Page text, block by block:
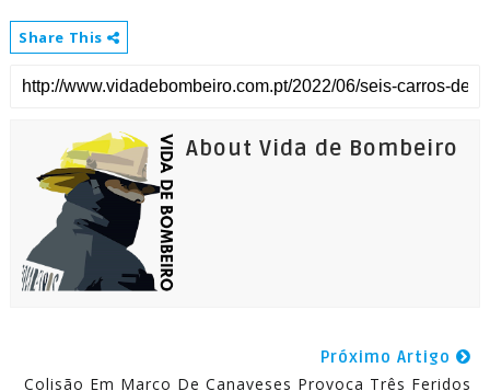
Share This
About Vida de Bombeiro
Próximo Artigo
Colisão Em Marco De Canaveses Provoca Três Feridos